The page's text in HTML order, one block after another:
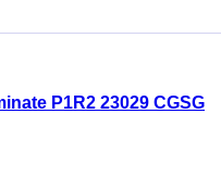
P1R2 23029 CGSG